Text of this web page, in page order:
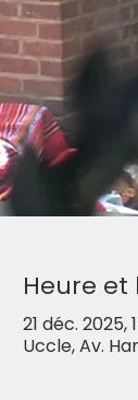
Heure et
21 déc. 2025,
Uccle, Av.